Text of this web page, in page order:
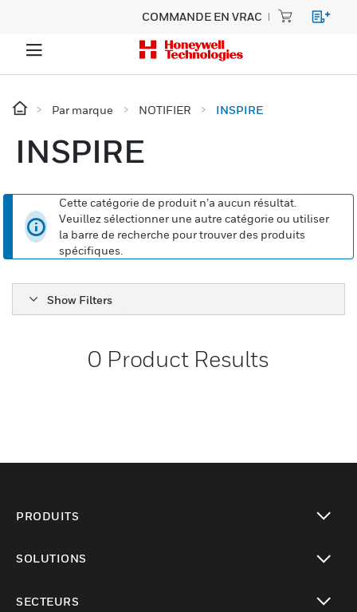
COMMANDE EN VRAC
Par marque NOTIFIER INSPIRE
INSPIRE
Cette catégorie de produit n’a aucun résultat.
Veuillez sélectionner une autre catégorie ou utiliser
la barre de recherche pour trouver des produits
spécifiques.
Show Filters
0 Product Results
PRODUITS
SOLUTIONS
SECTEURS